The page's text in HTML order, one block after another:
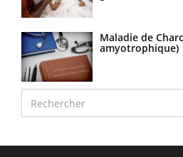
Maladie de
amyotrophique)